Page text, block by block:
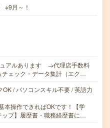
※9月～！
アルあります →代理店手数料
チェック・データ集計（エク…
/ パソコンスキル不要 / 英語力
本操作できればOKです！【学
ップ】履歴書・職務経歴書に…